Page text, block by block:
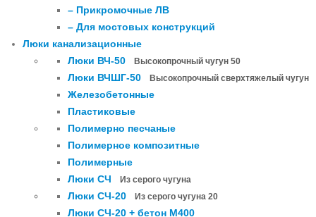
– Прикромочные ЛВ
– Для мостовых конструкций
Люки канализационные
Люки ВЧ-50
Высокопрочный чугун 50
Люки ВЧШГ-50 Высокопрочный сверхтяжелый чугун
Железобетонные
Пластиковые
Полимерно песчаные
Полимерное композитные
Полимерные
Люки СЧ
Из серого чугуна
Люки СЧ-20 Из серого чугуна 20
Люки СЧ-20 + бетон М400